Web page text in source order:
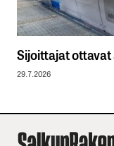
Sijoittajat
29.7.2026